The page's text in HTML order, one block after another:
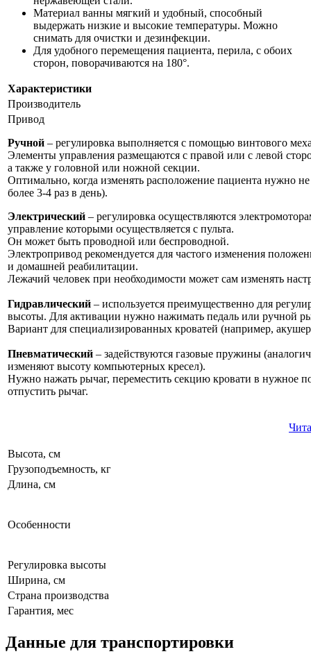
Материал ванны мягкий и удобный, способный
выдержать низкие и высокие температуры. Можно
снимать для очистки и дезинфекции.
Для удобного перемещения пациента, перила, с обоих
сторон, поворачиваются на 180°.
Характеристики
Производитель
Привод
Ручной – регулировка выполняется с помощью винтового
Элементы управления размещаются с правой или с левой
а также у головной или ножной секции.
Оптимально, когда изменять расположение пациента нужно не
более 3-4 раз в день).
Электрический – регулировка осуществляются
управление которыми осуществляется с пульта.
Он может быть проводной или беспроводной.
Электропривод рекомендуется для частого изменения
и домашней реабилитации.
Лежачий человек при необходимости может сам изменять
Гидравлический – используется преимущественно для
высоты. Для активации нужно нажимать педаль или ручной
Вариант для специализированных кроватей (например,
Пневматический – задействуются газовые пружины
изменяют высоту компьютерных кресел).
Нужно нажать рычаг, переместить секцию кровати в нужное
отпустить рычаг.
Высота, см
Грузоподъемность, кг
Длина, см
Особенности
Регулировка высоты
Ширина, см
Страна производства
Гарантия, мес
Данные для транспортировки